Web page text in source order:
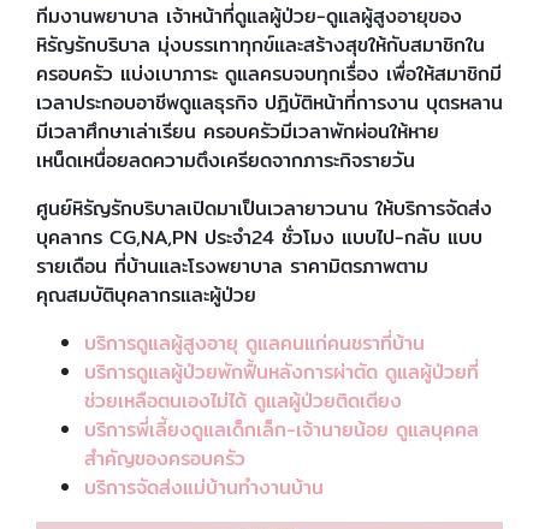
ทีมงานพยาบาล เจ้าหน้าที่ดูแลผู้ป่วย-ดูแลผู้สูงอายุของ
หิรัญรักบริบาล มุ่งบรรเทาทุกข์และสร้างสุขให้กับสมาชิกใน
ครอบครัว แบ่งเบาภาระ ดูแลครบจบทุกเรื่อง เพื่อให้สมาชิกมี
เวลาประกอบอาชีพดูแลธุรกิจ ปฎิบัติหน้าที่การงาน บุตรหลาน
มีเวลาศึกษาเล่าเรียน ครอบครัวมีเวลาพักผ่อนให้หาย
เหน็ดเหนื่อยลดความตึงเครียดจากภาระกิจรายวัน
ศูนย์หิรัญรักบริบาลเปิดมาเป็นเวลายาวนาน ให้บริการจัดส่ง
บุคลากร CG,NA,PN ประจำ24 ชั่วโมง แบบไป-กลับ แบบ
รายเดือน ที่บ้านและโรงพยาบาล ราคามิตรภาพตาม
คุณสมบัติบุคลากรและผู้ป่วย
บริการดูแลผู้สูงอายุ ดูแลคนแก่คนชราที่บ้าน
บริการดูแลผู้ป่วยพักฟื้นหลังการผ่าตัด ดูแลผู้ป่วยที่
ช่วยเหลือตนเองไม่ได้ ดูแลผู้ป่วยติดเตียง
บริการพี่เลี้ยงดูแลเด็กเล็ก-เจ้านายน้อย ดูแลบุคคล
สำคัญของครอบครัว
บริการจัดส่งแม่บ้านทำงานบ้าน